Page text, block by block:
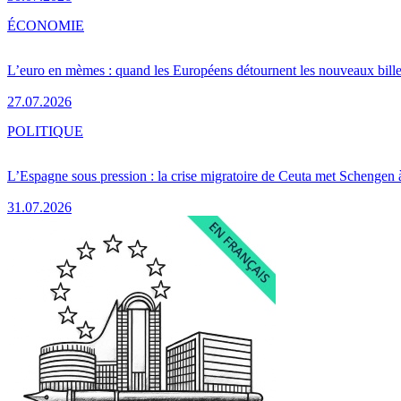
L’euro en mèmes : quand les Européens détournent les nouveaux
27.07.2026
ÉCONOMIE
L’Espagne sous pression : la crise migratoire de Ceuta met Schengen
31.07.2026
POLITIQUE